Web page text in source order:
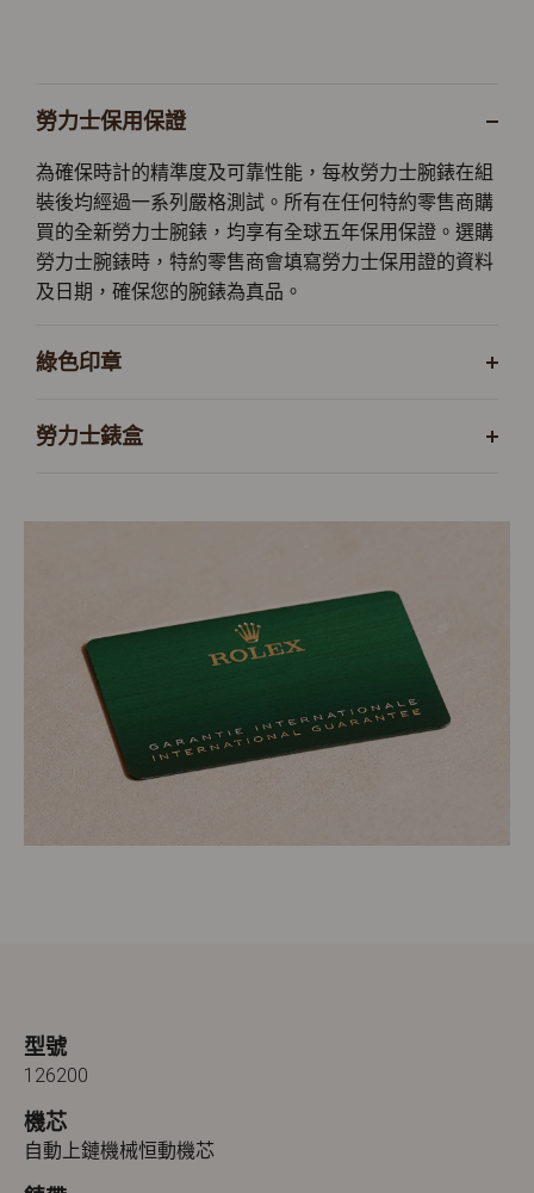
勞力士保用保證
為確保時計的精準度及可靠性能，每枚勞力士腕錶在組
裝後均經過一系列嚴格測試。所有在任何特約零售商購
買的全新勞力士腕錶，均享有全球五年保用保證。選購
勞力士腕錶時，特約零售商會填寫勞力士保用證的資料
及日期，確保您的腕錶為真品。
綠色印章
勞力士錶盒
型號
126200
機芯
自動上鏈機械恒動機芯